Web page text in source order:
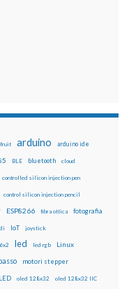
arduino arduino ide
BLE bluetooth cloud
controlled silicon injection pen
control silicon injection pencil
ESP8266 fibra ottica fotografia
IoT joystick
led led rgb Linux
motori stepper
oled 128x32 oled 128x32 IIC